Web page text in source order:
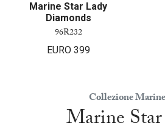
Marine Star Lady
Diamonds
96R232
EURO 399
Collezione